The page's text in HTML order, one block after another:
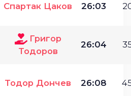
Спартак Цаков 26:03
Григор
Тодоров
26:04
Тодор Дончев 26:08